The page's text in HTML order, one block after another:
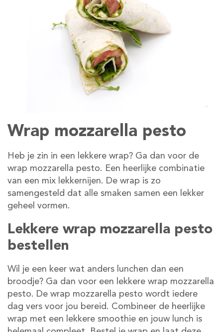
Wrap mozzarella pesto
Heb je zin in een lekkere wrap? Ga dan voor de
wrap mozzarella pesto. Een heerlijke combinatie
van een mix lekkernijen. De wrap is zo
samengesteld dat alle smaken samen een lekker
geheel vormen.
Lekkere wrap mozzarella pesto
bestellen
Wil je een keer wat anders lunchen dan een
broodje? Ga dan voor een lekkere wrap mozzarella
pesto. De wrap mozzarella pesto wordt iedere
dag vers voor jou bereid. Combineer de heerlijke
wrap met een lekkere smoothie en jouw lunch is